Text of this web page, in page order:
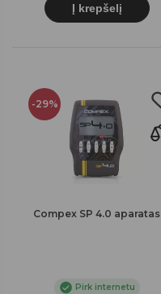
Į krepšelį
-29%
Compex SP 4.0 aparatas
Pirk internetu